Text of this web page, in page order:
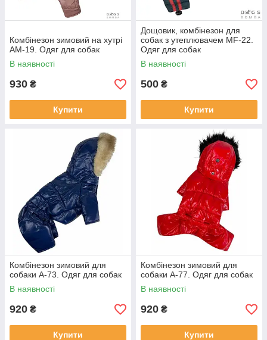
Комбінезон зимовий на хутрі
АМ-19. Одяг для собак
В наявності
930 ₴
Купити
Дощовик, комбінезон для
собак з утеплювачем MF-22.
Одяг для собак
В наявності
500 ₴
Купити
Комбінезон зимовий для
собаки А-73. Одяг для собак
В наявності
920 ₴
Купити
Комбінезон зимовий для
собаки А-77. Одяг для собак
В наявності
920 ₴
Купити